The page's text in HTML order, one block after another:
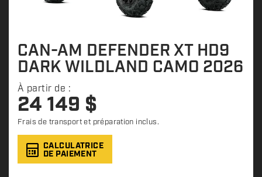
CAN-AM DEFENDER XT HD9
DARK WILDLAND CAMO 2026
À partir de :
24 149 $
Frais de transport et préparation inclus.
CALCULATRICE
DE PAIEMENT